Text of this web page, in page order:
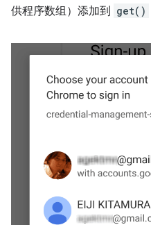
供程序数组）添加到 get()